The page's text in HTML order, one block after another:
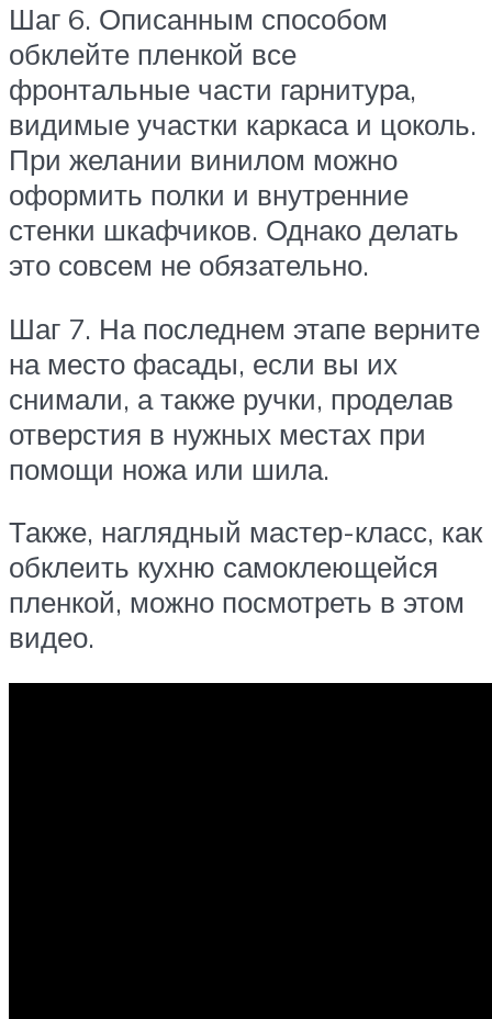
Шаг 6. Описанным способом
обклейте пленкой все
фронтальные части гарнитура,
видимые участки каркаса и цоколь.
При желании винилом можно
оформить полки и внутренние
стенки шкафчиков. Однако делать
это совсем не обязательно.
Шаг 7. На последнем этапе верните
на место фасады, если вы их
снимали, а также ручки, проделав
отверстия в нужных местах при
помощи ножа или шила.
Также, наглядный мастер-класс, как
обклеить кухню самоклеющейся
пленкой, можно посмотреть в этом
видео.